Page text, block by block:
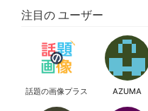
注目の ユーザー
話題の画像プラス AZUMA